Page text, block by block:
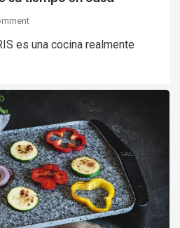
es una cocina realmente